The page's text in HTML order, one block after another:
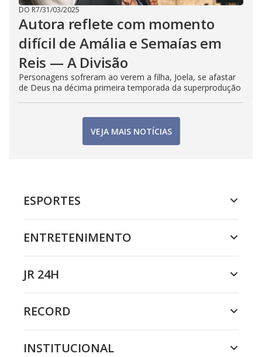
DO R7/31/03/2025
Autora reflete com momento
difícil de Amália e Semaías em
Reis — A Divisão
Personagens sofreram ao verem a filha, Joela, se afastar
de Deus na décima primeira temporada da superprodução
VEJA MAIS NOTÍCIAS
ESPORTES
ENTRETENIMENTO
JR 24H
RECORD
INSTITUCIONAL